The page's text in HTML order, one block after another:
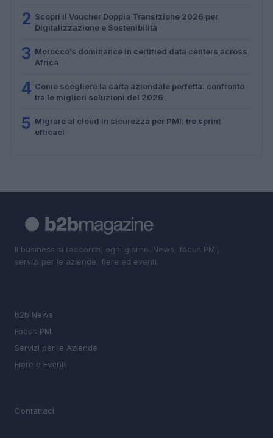
2 Scopri il Voucher Doppia Transizione 2026 per
Digitalizzazione e Sostenibilità
3 Morocco’s dominance in certified data centers across
Africa
4 Come scegliere la carta aziendale perfetta: confronto
tra le migliori soluzioni del 2026
5 Migrare al cloud in sicurezza per PMI: tre sprint
efficaci
Il business si racconta, ogni giorno. News, focus PMI,
servizi per le aziende, fiere ed eventi.
b2b News
Focus PMI
Servizi per le Aziende
Fiere e Eventi
Contattaci